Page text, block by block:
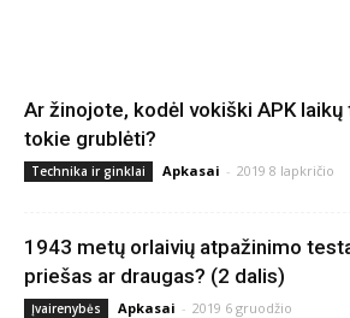
Ar žinojote, kodėl vokiški APK
tokie grublėti?
Technika ir ginklai Apkasai - 2019 8 lapkričio
1943 metų orlaivių atpažinimo
priešas ar draugas? (2 dalis)
Įvairenybės Apkasai - 2019 6 gruodžio